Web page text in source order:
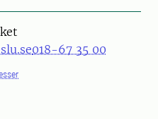
018-67 35 00